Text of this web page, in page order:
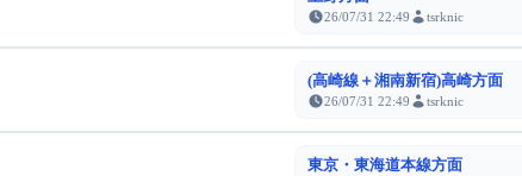
26/07/31 22:49 tsrknic
(高崎線＋湘南新宿)高崎方面
26/07/31 22:49 tsrknic
東京・東海道本線方面